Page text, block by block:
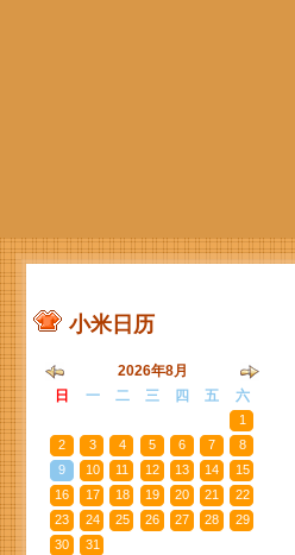
小米日历
2026年8月
日
一 二 三 四 五 六
1
2
3 4 5 6 7
8
9
10 11 12 13 14
15
16
17 18 19 20 21
22
23
24 25 26 27 28
29
30
31